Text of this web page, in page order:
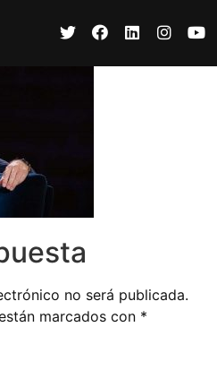
no será publicada.
marcados con *